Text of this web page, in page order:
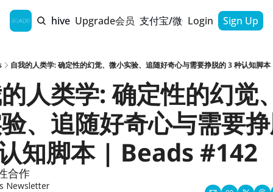
Home Archive Upgrade会员 支付宝/微信支付通道
Login Sign Up
自我的人类学: 确定性的幻觉、微小实验、追随好奇心与需要挣脱的 3 种认知脚
人类学: 确定性的幻觉
、追随好奇心与需要
知脚本 | Beads #142
合作
Newsletter